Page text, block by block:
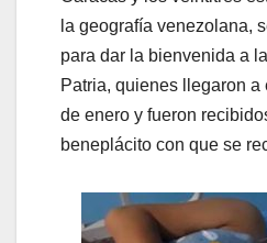
la geografía venezolana,
para dar la bienvenida a
Patria, quienes llegaron a
de enero y fueron
beneplácito con que se